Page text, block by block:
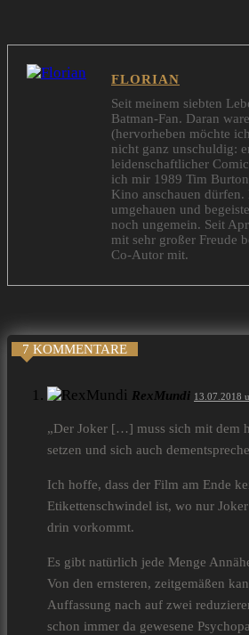
FLORIAN
Seit meinem siebten
Batman-Fan. Daran
(hervorheben möchte
nicht ganz unschuldig:
leidenschaftlicher
ich mir 1989 Tim
Kino anschauen
umgehauen und
noch ungemein. Seit
mit sehr großer Freude
Co-Autor mit.
7 KOMMENTARE
RexMundi 13.07.2018
„Der Joker […] muss sich mit dem
setzen und sich auch
Ich hoffe, dass der Film am Ende
Etikettenschwindel ist, wo nur
drin vorkommt.
Es gibt natürlich jede Menge
Von den ernsteren, zeitgemäßen
Auffassung nach auf zwei
schon immer da gewesene